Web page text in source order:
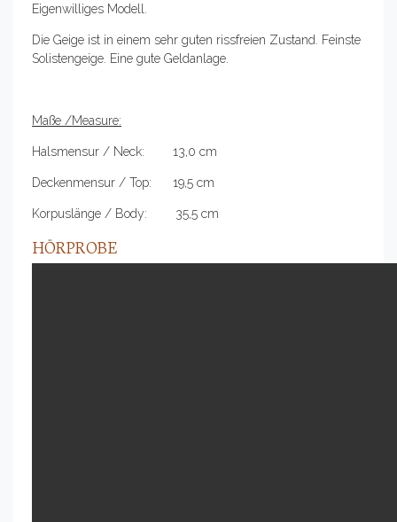
Eigenwilliges Modell.
Die Geige ist in einem sehr guten rissfreien Zustand. Feinste
Solistengeige. Eine gute Geldanlage.
Maße /Measure:
Halsmensur / Neck: 13,0 cm
Deckenmensur / Top: 19,5 cm
Korpuslänge / Body: 35,5 cm
HÖRPROBE